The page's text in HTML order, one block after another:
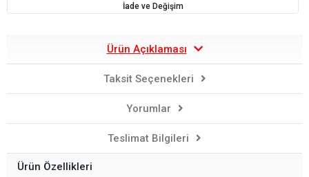
İade ve Değişim
Ürün Açıklaması
Taksit Seçenekleri
Yorumlar
Teslimat Bilgileri
Ürün Özellikleri